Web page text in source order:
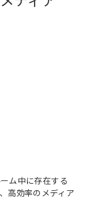
ム中に存在する
高効率のメディア